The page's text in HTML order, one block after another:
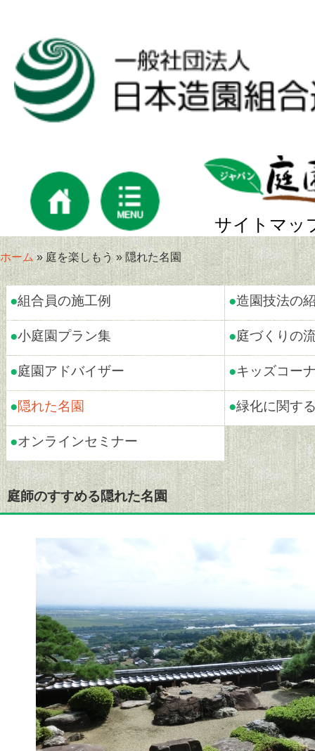
サイトマッ
ホーム» 庭を楽しもう » 隠れた名園
●組合員の施工例 ●造園技法の
●小庭園プラン集 ●庭づくりの
●庭園アドバイザー ●キッズコー
●隠れた名園 ●緑化に関す
●オンラインセミナー
庭師のすすめる隠れた名園